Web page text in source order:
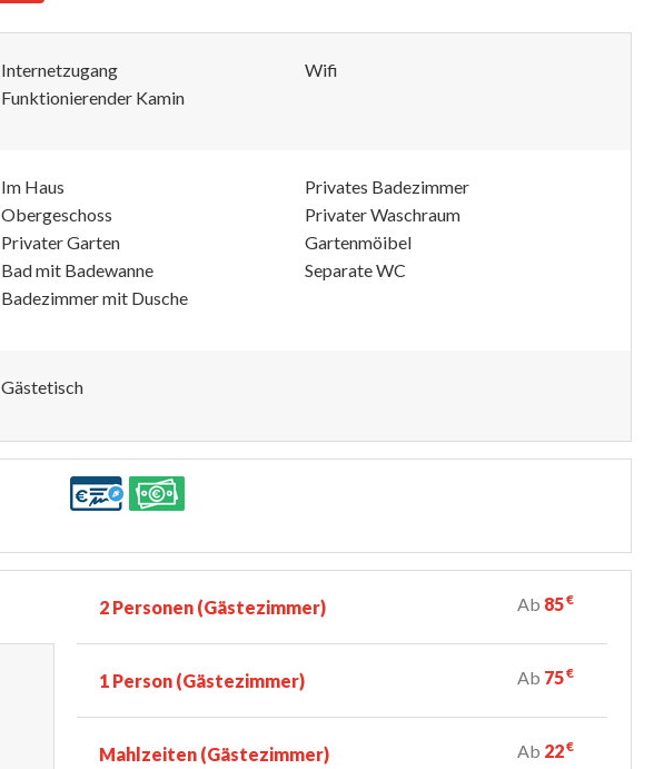
Internetzugang
Funktionierender Kamin
Wifi
Im Haus
Obergeschoss
Privater Garten
Bad mit Badewanne
Badezimmer mit Dusche
Privates Badezimmer
Privater Waschraum
Gartenmöibel
Separate WC
Gästetisch
2 Personen (Gästezimmer) Ab 85€
1 Person (Gästezimmer) Ab 75€
Mahlzeiten (Gästezimmer) Ab 22€